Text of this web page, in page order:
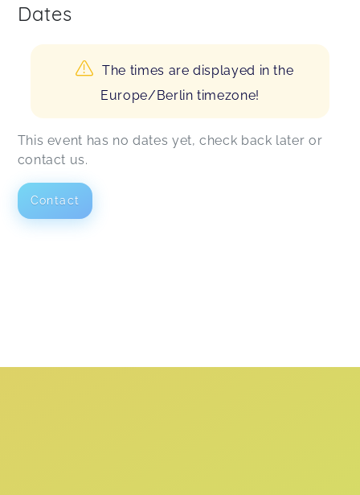
Dates
The times are displayed in the
Europe/Berlin timezone!
This event has no dates yet, check back later or
contact us.
Contact